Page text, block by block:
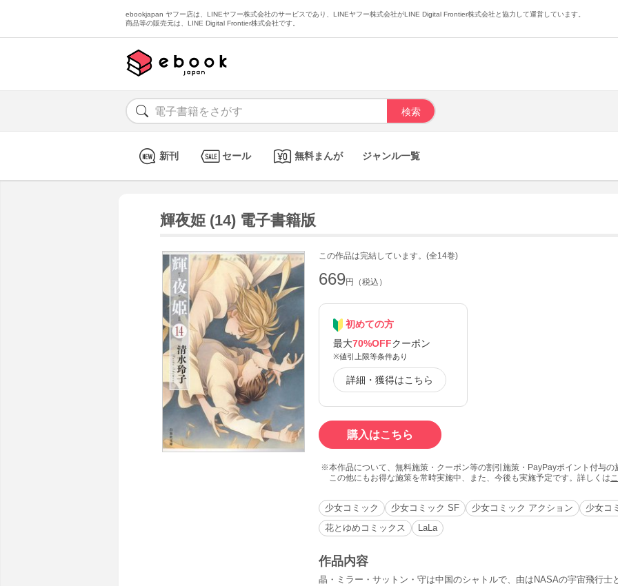
ebookjapan ヤフー店は、LINEヤフー株式会社のサービスであり、LINEヤフー株式会社がLINE Digital Frontier株式会社と協力して運営しています。
商品等の販売元は、LINE Digital Frontier株式会社です。
新刊 セール 無料まんが ジャンル一覧
輝夜姫 (14) 電子書籍版
この作品は完結しています。(全14巻)
669円（税込）
初めての方
最大70%OFFクーポン
※値引上限等条件あり
詳細・獲得はこちら
購入はこちら
本作品について、無料施策・クーポン等の割引施策・PayPayポイント付与
この他にもお得な施策を常時実施中、また、今後も実施予定です。詳しくは
少女コミック 少女コミック SF 少女コミック アクション
少女コ
花とゆめコミックス
LaLa
作品内容
晶・ミラー・サットン・守は中国のシャトルで、由はNASAの宇宙飛行士